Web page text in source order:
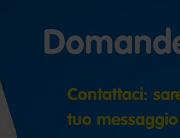
Contattaci:
tuo messaggio